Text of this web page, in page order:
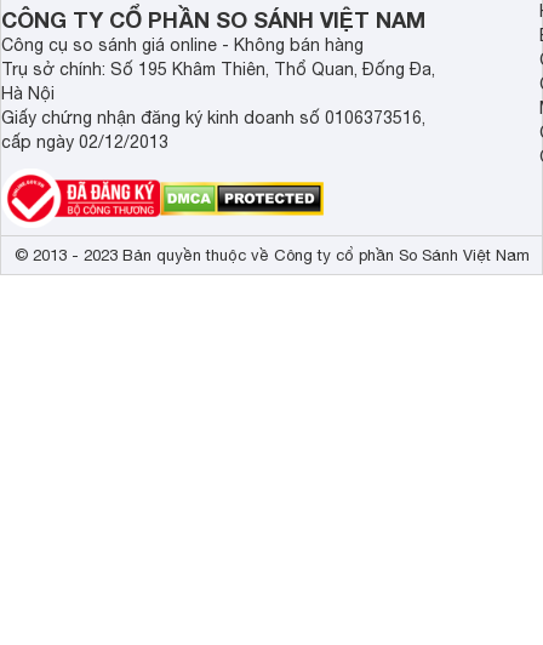
CÔNG TY CỔ PHẦN SO SÁNH VIỆT NAM
Công cụ so sánh giá online - Không bán hàng
Trụ sở chính: Số 195 Khâm Thiên, Thổ Quan, Đống Đa,
Hà Nội
Giấy chứng nhận đăng ký kinh doanh số 0106373516,
cấp ngày 02/12/2013
© 2013 - 2023 Bản quyền thuộc về Công ty cổ phần So Sánh Việt Nam